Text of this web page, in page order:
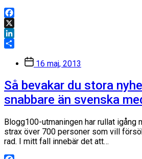
Facebook
X
LinkedIn
Inläggsdatum
16 maj, 2013
Så bevakar du stora
snabbare än svenska
Blogg100-utmaningen har rullat igång
strax över 700 personer som vill
rad. I mitt fall innebär det att…